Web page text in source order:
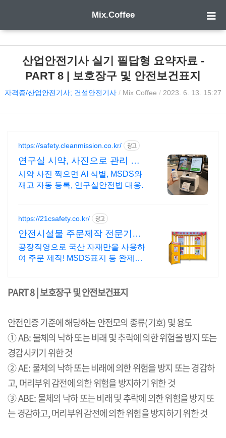
Mix.Coffee
산업안전기사 실기 필답형 요약자료 -
PART 8 | 보호장구 및 안전보건표지
자격증/산업안전기사; 건설안전기사 / Mix Coffee / 2023. 6. 13. 15:27
https://safety.cleanmission.co.kr/ 광고
연구실 시약, 사진으로 관리 상
품스캔하면 MSDS끝
시약 사진 찍으면 AI 식별, MSDS와
재고 자동 등록, 연구실안전법 대응.
https://21csafety.co.kr/ 광고
안전시설물 주문제작 전문기업
합리적인 가격
공장직영으로 국산 자재만을 사용하
여 주문 제작! MSDS표지 등 완제품
PART 8 |보호장구 및 안전보건표지
안전인증 기준에 해당하는 안전모의 종류(기호)및 용도
①AB:물체의 낙하 또는 비래 및 추락에 의한 위험을 방지 또는
경감시키기 위한 것
②AE:물체의 낙하 또는 비래에 의한 위험을 방지 또는 경감하
고,머리부위 감전에 의한 위험을 방지하기 위한 것
③ABE:물체의 낙하 또는 비래 및 추락에 의한 위험을 방지 또
는 경감하고,머리부위 감전에 의한 위험을 방지하기 위한 것